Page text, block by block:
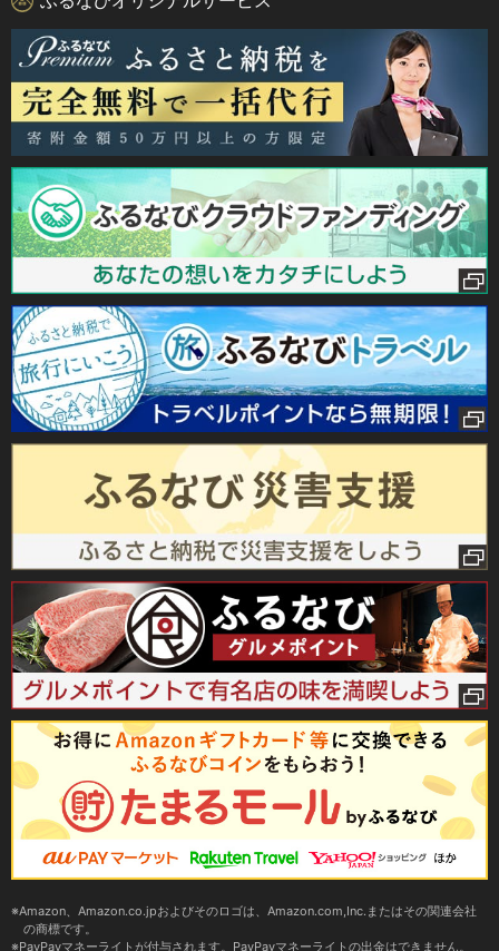
Amazon、Amazon.co.jpおよびそのロゴは、Amazon.com,Inc.またはその関連会社
の商標です。
PayPayマネーライトが付与されます。PayPayマネーライトの出金はできません。